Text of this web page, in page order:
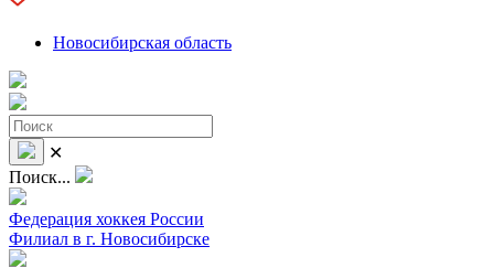
Новосибирская область
✕
Поиск...
Федерация хоккея России
Филиал в г. Новосибирске